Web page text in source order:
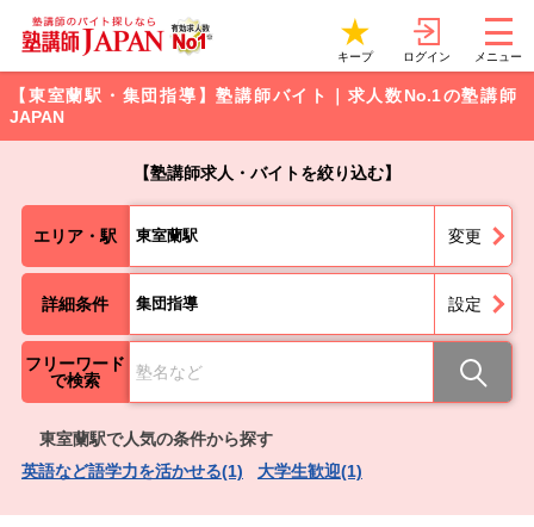
キープ ログイン メニュー
【東室蘭駅・集団指導】塾講師バイト｜求人数No.1の塾講師
JAPAN
【塾講師求人・バイトを絞り込む】
エリア・駅 東室蘭駅 変更
詳細条件 集団指導 設定
フリーワード
で検索
東室蘭駅で人気の条件から探す
英語など語学力を活かせる(1)
大学生歓迎(1)